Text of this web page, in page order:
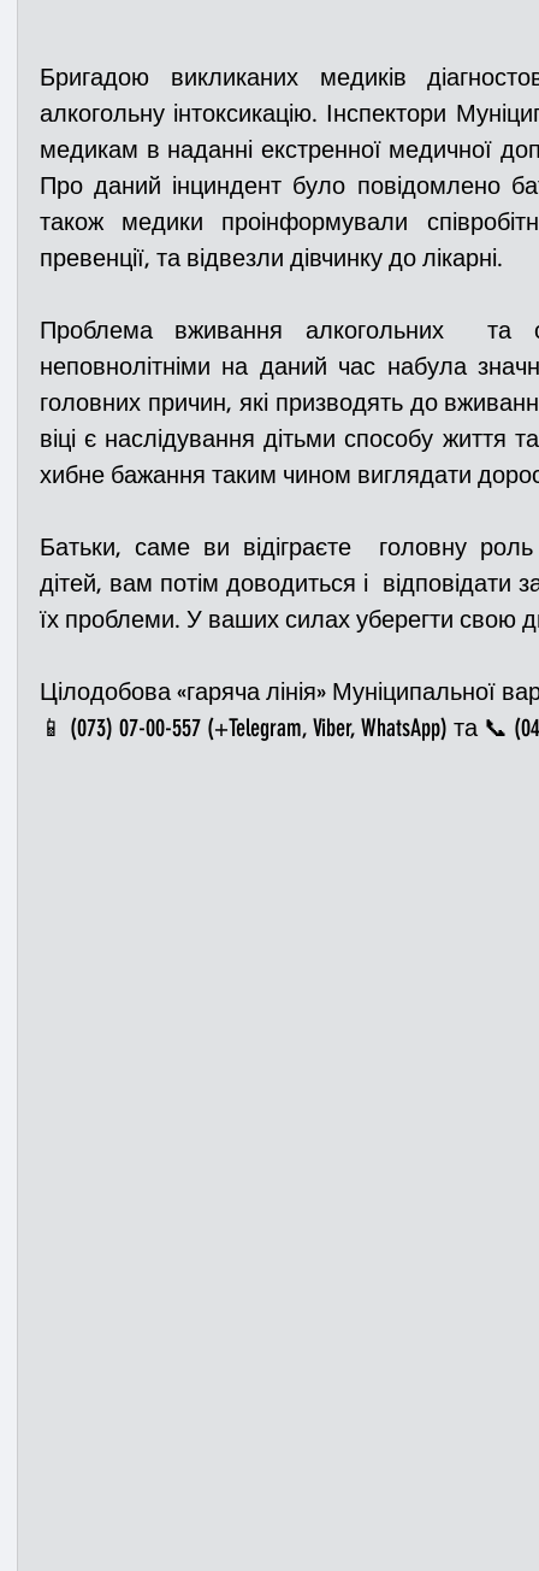
Бригадою викликаних медиків
алкогольну інтоксикацію. Інспектори
медикам в наданні екстренної медичної
Про даний інциндент було повідомлено
також медики проінформували
превенції, та відвезли дівчинку до лікарні.
Проблема вживання алкогольних  та
неповнолітніми на даний час набула
головних причин, які призводять до
віці є наслідування дітьми способу життя
хибне бажання таким чином виглядати
Батьки, саме ви відіграєте  головну
дітей, вам потім доводиться і  відповідати
їх проблеми. У ваших силах уберегти свою
Цілодобова «гаряча лінія» Муніципальної
📱 (073) 07-00-557 (+Telegram, Viber, WhatsApp) та 📞